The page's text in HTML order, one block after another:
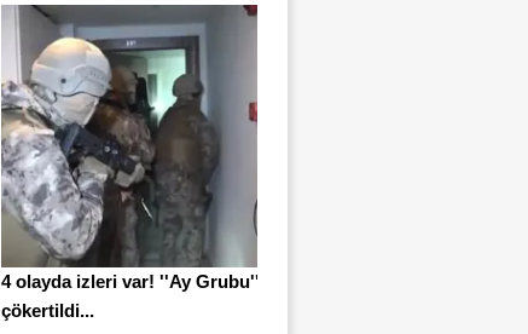
4 olayda izleri var! ''Ay Grubu''
çökertildi...